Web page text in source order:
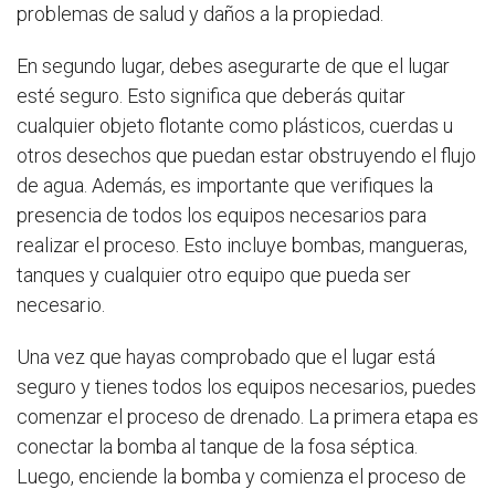
problemas de salud y daños a la propiedad.
En segundo lugar, debes asegurarte de que el lugar
esté seguro. Esto significa que deberás quitar
cualquier objeto flotante como plásticos, cuerdas u
otros desechos que puedan estar obstruyendo el flujo
de agua. Además, es importante que verifiques la
presencia de todos los equipos necesarios para
realizar el proceso. Esto incluye bombas, mangueras,
tanques y cualquier otro equipo que pueda ser
necesario.
Una vez que hayas comprobado que el lugar está
seguro y tienes todos los equipos necesarios, puedes
comenzar el proceso de drenado. La primera etapa es
conectar la bomba al tanque de la fosa séptica.
Luego, enciende la bomba y comienza el proceso de